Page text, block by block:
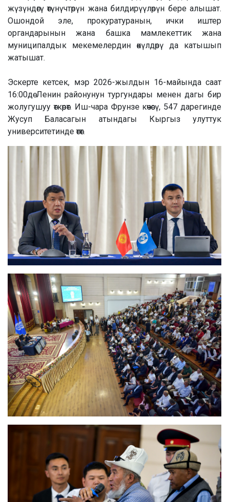
жүзүндөгү өтүнүчтөрүн жана билдирүүлөрүн бере алышат.
Ошондой эле, прокуратуранын, ички иштер
органдарынын жана башка мамлекеттик жана
муниципалдык мекемелердин өкүлдөрү да катышып
жатышат.
Эскерте кетсек, мэр 2026-жылдын 16-майында саат
16:00дө Ленин районунун тургундары менен дагы бир
жолугушуу өткөрөт. Иш-чара Фрунзе көчөсү, 547 дарегинде
Жусуп Баласагын атындагы Кыргыз улуттук
университетинде өтөт.